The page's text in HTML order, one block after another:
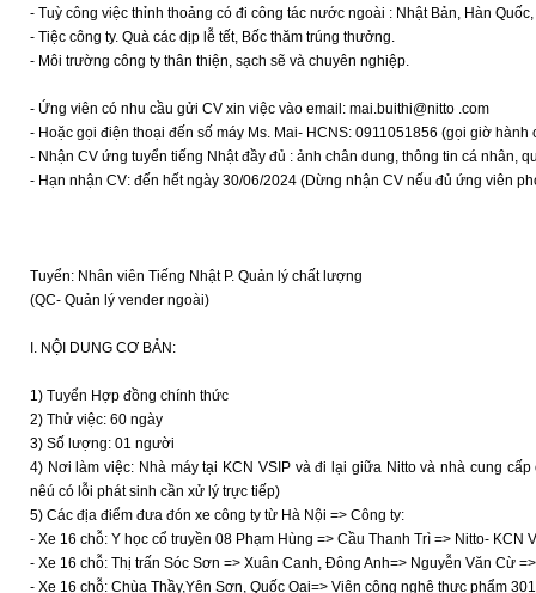
- Tuỳ công việc thỉnh thoảng có đi công tác nước ngoài : Nhật Bản, Hàn
- Tiệc công ty. Quà các dịp lễ tết, Bốc thăm trúng thưởng.
- Môi trường công ty thân thiện, sạch sẽ và chuyên nghiệp.
- Ứng viên có nhu cầu gửi CV xin việc vào email: mai.buithi@nitto .com
- Hoặc gọi điện thoại đến số máy Ms. Mai- HCNS: 0911051856 (gọi giờ
- Nhận CV ứng tuyển tiếng Nhật đầy đủ : ảnh chân dung, thông tin cá nhân,
- Hạn nhận CV: đến hết ngày 30/06/2024 (Dừng nhận CV nếu đủ ứng viên
Tuyển: Nhân viên Tiếng Nhật P. Quản lý chất lượng
(QC- Quản lý vender ngoài)
I. NỘI DUNG CƠ BẢN:
1) Tuyển Hợp đồng chính thức
2) Thử việc: 60 ngày
3) Số lượng: 01 người
4) Nơi làm việc: Nhà máy tại KCN VSIP và đi lại giữa Nitto và nhà cung
nêú có lỗi phát sinh cần xử lý trực tiếp)
5) Các địa điểm đưa đón xe công ty từ Hà Nội => Công ty:
- Xe 16 chỗ: Y học cổ truyền 08 Phạm Hùng => Cầu Thanh Trì => Nitto- KCN
- Xe 16 chỗ: Thị trấn Sóc Sơn => Xuân Canh, Đông Anh=> Nguyễn Văn Cừ
- Xe 16 chỗ: Chùa Thầy,Yên Sơn, Quốc Oai=> Viện công nghệ thực phẩm